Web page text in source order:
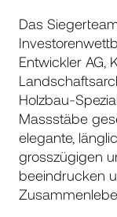
Das
Entwickler AG,
Holzbau-
Massstäbe
elegante,
grosszügigen
beeindrucken